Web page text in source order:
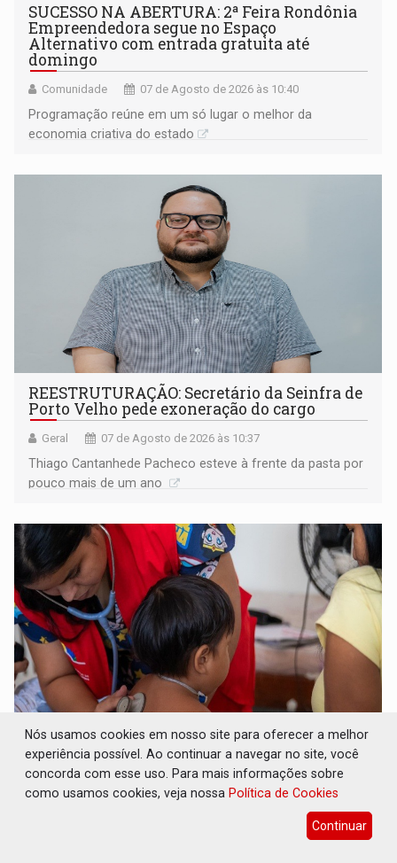
SUCESSO NA ABERTURA: 2ª Feira Rondônia
Empreendedora segue no Espaço
Alternativo com entrada gratuita até
domingo
Comunidade 07 de Agosto de 2026 às 10:40
Programação reúne em um só lugar o melhor da
economia criativa do estado
REESTRUTURAÇÃO: Secretário da Seinfra de
Porto Velho pede exoneração do cargo
Geral 07 de Agosto de 2026 às 10:37
Thiago Cantanhede Pacheco esteve à frente da pasta por
pouco mais de um ano
SAÚDE INDÍGENA: Pirahã terão consultas e
exames especializados durante expedição do
SUS
07 de Agosto de 2026 às 10:36
Ação levará mais de mil atendimentos especializados a
Nós usamos cookies em nosso site para oferecer a melhor
experiência possível. Ao continuar a navegar no site, você
concorda com esse uso. Para mais informações sobre
como usamos cookies, veja nossa Política de Cookies
Continuar